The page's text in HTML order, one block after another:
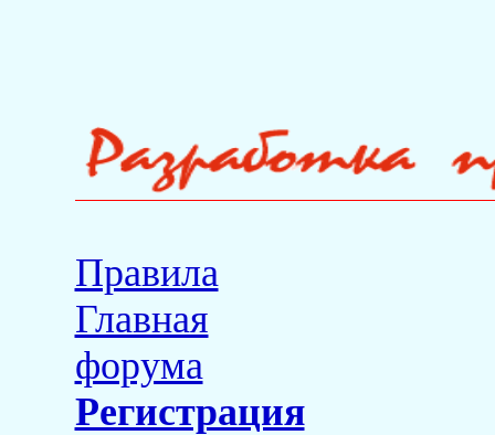
Правила
Главная
форума
Регистрация